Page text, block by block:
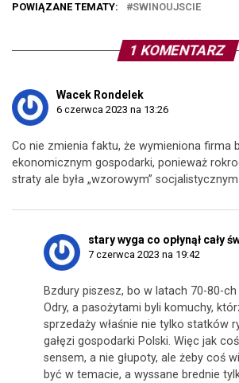
POWIĄZANE TEMATY: SWINOUJSCIE
1 KOMENTARZ
Wacek Rondelek
6 czerwca 2023 na 13:26
Co nie zmienia faktu, że wymieniona firma
ekonomicznym gospodarki, ponieważ
straty ale była „wzorowym”
stary wyga co opłynął cały
7 czerwca 2023 na 19:42
Bzdury piszesz, bo w latach 70-80-ch
Odry, a pasożytami byli komuchy,
sprzedaży właśnie nie tylko statków
gałęzi gospodarki Polski. Więc jak
sensem, a nie głupoty, ale żeby coś
być w temacie, a wyssane brednie